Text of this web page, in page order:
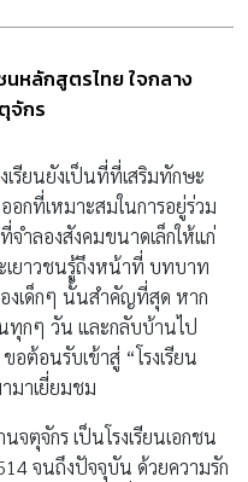
นหลักสูตรไทย ใจกลาง
จักร
เรียนยังเป็นที่ที่เสริมทักษะ
อกที่เหมาะสมในการอยู่ร่วม
จำลองสังคมขนาดเล็กให้แก่
เยาวชนรู้ถึงหน้าที่ บทบาท
งเด็กๆ นั้นสำคัญที่สุด หาก
นทุกๆ วัน และกลับบ้านไป
ต้อนรับเข้าสู่ “โรงเรียน
มาเยี่ยมชม
นจตุจักร เป็นโรงเรียนเอกชน
จนถึงปัจจุบัน ด้วยความรัก